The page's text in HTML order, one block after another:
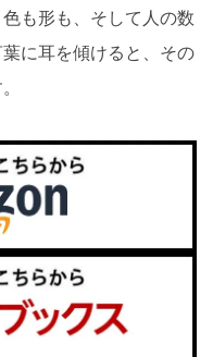
も形も、そして人の数
に耳を傾けると、その